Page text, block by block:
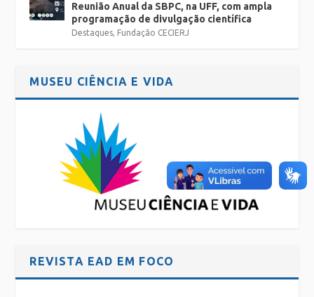
Reunião Anual da SBPC, na UFF, com ampla
programação de divulgação científica
Destaques, Fundação CECIERJ
MUSEU CIÊNCIA E VIDA
REVISTA EAD EM FOCO